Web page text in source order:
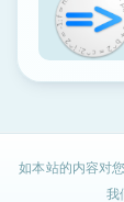
如本站的内容对
我